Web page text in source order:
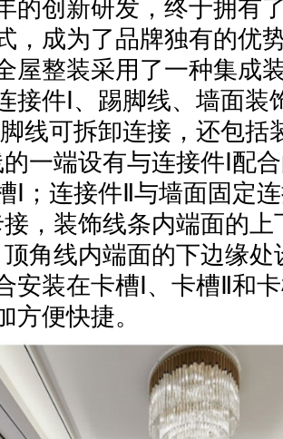
的创新研发，终于拥有
，成为了品牌独有的优
屋整装采用了一种集成
接件Ⅰ、踢脚线、墙面装
线可拆卸连接，还包括
的一端设有与连接件Ⅰ配
Ⅰ；连接件Ⅱ与墙面固定
，装饰线条内端面的
角线内端面的下边缘
安装在卡槽Ⅰ、卡槽Ⅱ和
方便快捷。